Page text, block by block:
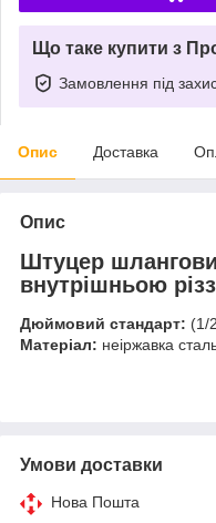
Що таке купити з
Замовлення під
Опис Доставка
Опис
Штуцер
внутрішньою
Дюймовий стандарт: (1/
Матеріал: неіржавка
Умови доставки
Нова Пошта